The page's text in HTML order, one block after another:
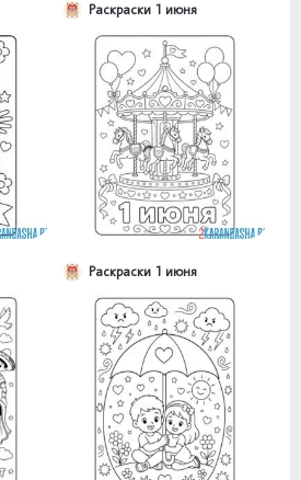
Раскраски 1 июня
Раскраски 1 июня